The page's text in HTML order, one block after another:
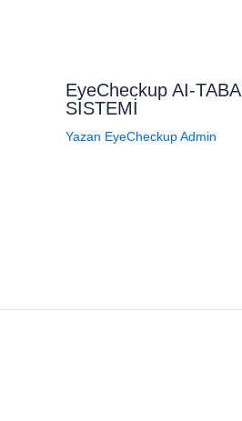
EyeCheckup AI-
SİSTEMİ
Yazan EyeCheckup Admin